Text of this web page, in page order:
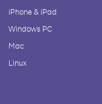
iPhone & iPad
Windows PC
Mac
Linux